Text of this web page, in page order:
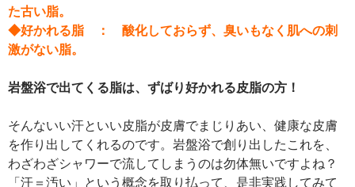
た古い脂。
◆好かれる脂 ： 酸化しておらず、臭いもなく肌への刺
激がない脂。
岩盤浴で出てくる脂は、ずばり好かれる皮脂の方！
そんないい汗といい皮脂が皮膚でまじりあい、健康な皮膚
を作り出してくれるのです。岩盤浴で創り出したこれを、
わざわざシャワーで流してしまうのは勿体無いですよね？
「汗＝汚い」という概念を取り払って、是非実践してみて